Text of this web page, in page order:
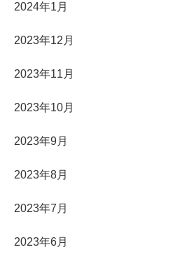
2024年1月
2023年12月
2023年11月
2023年10月
2023年9月
2023年8月
2023年7月
2023年6月